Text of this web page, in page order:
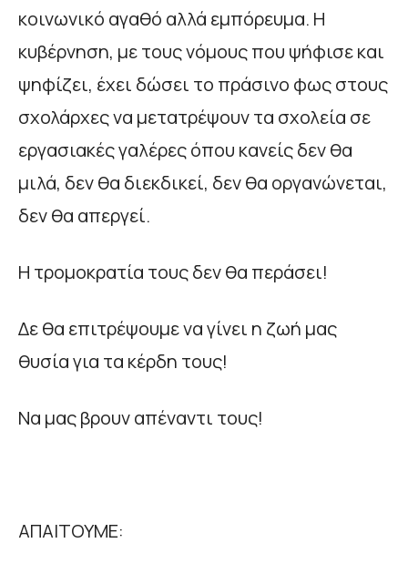
κοινωνικό αγαθό αλλά εμπόρευμα. Η
κυβέρνηση, με τους νόμους που ψήφισε και
ψηφίζει, έχει δώσει το πράσινο φως στους
σχολάρχες να μετατρέψουν τα σχολεία σε
εργασιακές γαλέρες όπου κανείς δεν θα
μιλά, δεν θα διεκδικεί, δεν θα οργανώνεται,
δεν θα απεργεί.
Η τρομοκρατία τους δεν θα περάσει!
Δε θα επιτρέψουμε να γίνει η ζωή μας
θυσία για τα κέρδη τους!
Να μας βρουν απέναντι τους!
ΑΠΑΙΤΟΥΜΕ: